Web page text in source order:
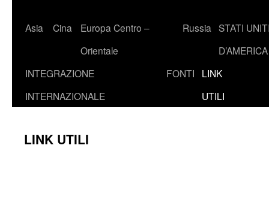
Asia Cina
Europa Centro –
Orientale
Russia STATI
D’AMERICA
INTEGRAZIONE
INTERNAZIONALE
FONTI
LINK
UTILI
LINK UTILI